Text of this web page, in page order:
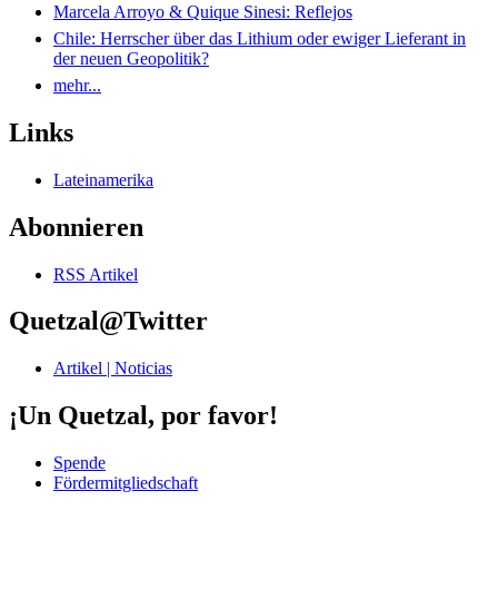
Marcela Arroyo & Quique Sinesi: Reflejos
Chile: Herrscher über das Lithium oder ewiger Lieferant in
der neuen Geopolitik?
mehr...
Links
Lateinamerika
Abonnieren
RSS Artikel
Quetzal@Twitter
Artikel | Noticias
¡Un Quetzal, por favor!
Spende
Fördermitgliedschaft